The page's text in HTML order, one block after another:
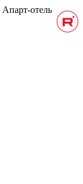
Апарт-отель